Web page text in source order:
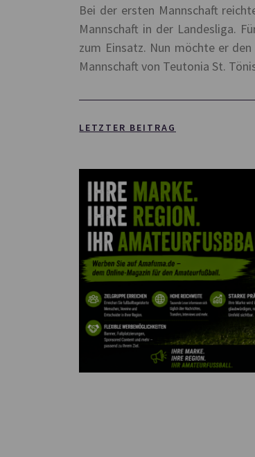
Bei der ersten Mannschaft
Mannschaft in der Landesliga.
zum Einsatz. Nun möchte er
Mannschaft von Teutonia St.
LETZTER BEITRAG